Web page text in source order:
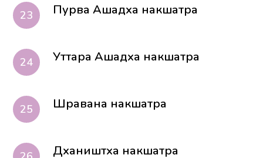
Пурва Ашадха накшатра
Уттара Ашадха накшатра
Шравана накшатра
Дхаништха накшатра